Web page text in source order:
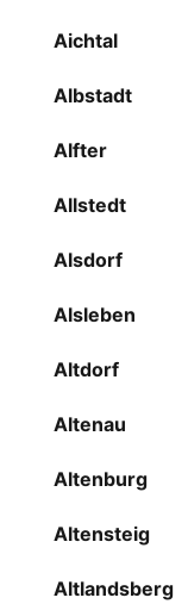
Aichtal
Albstadt
Alfter
Allstedt
Alsdorf
Alsleben
Altdorf
Altenau
Altenburg
Altensteig
Altlandsberg